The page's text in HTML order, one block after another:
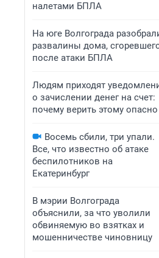
налетами БПЛА
На юге Волгограда
развалины дома,
после атаки БПЛА
Людям приходят
о зачислении денег на счет:
почему верить этому опасно
Восемь сбили, три упали.
Все, что известно об атаке
беспилотников на
Екатеринбург
В мэрии Волгограда
объяснили, за что уволили
обвиняемую во взятках и
мошенничестве чиновницу